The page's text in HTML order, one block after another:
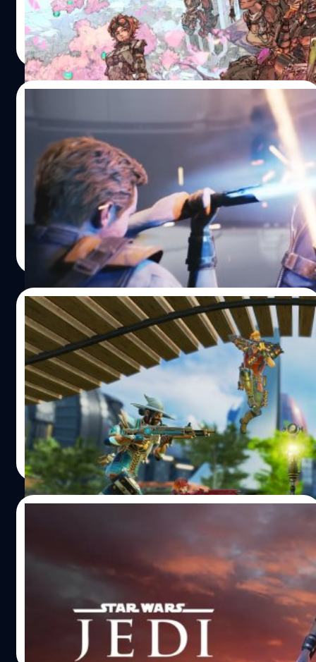
จีรนาถ เรืองทรัพย์| 1235 days ago
Read More
ผู้กำกับ Star Wars Jedi: Survivor อยากทำ
ไตรภาคของ Cal Kestis
ผู้กำกับ Star Wars Jedi: Survivor อยากทำไตรภาคของ Cal
Kestis
จีรนาถ เรืองทรัพย์| 1255 days ago
Read More
16/02/2023
Respawn หวังอยากให้ Apex Legend เป็นเกม
ที่อยู่ไปได้อีกนานอย่างน้อย 20 ปี
Respawn หวังอยากให้ Apex Legend เป็นเกมที่อยู่ไปได้อีก
นานอย่างน้อย 20 ปี
จีรนาถ เรืองทรัพย์ | 1269 days ago
Read More
Star Wars Jedi: Survivor จะมีเนื้อหามืดมน
และเข้มข้นมากขึ้น
Star Wars Jedi: Survivor จะมีเนื้อหามืดมนและเข้มข้นมากขึ้น
| 1331 days ago